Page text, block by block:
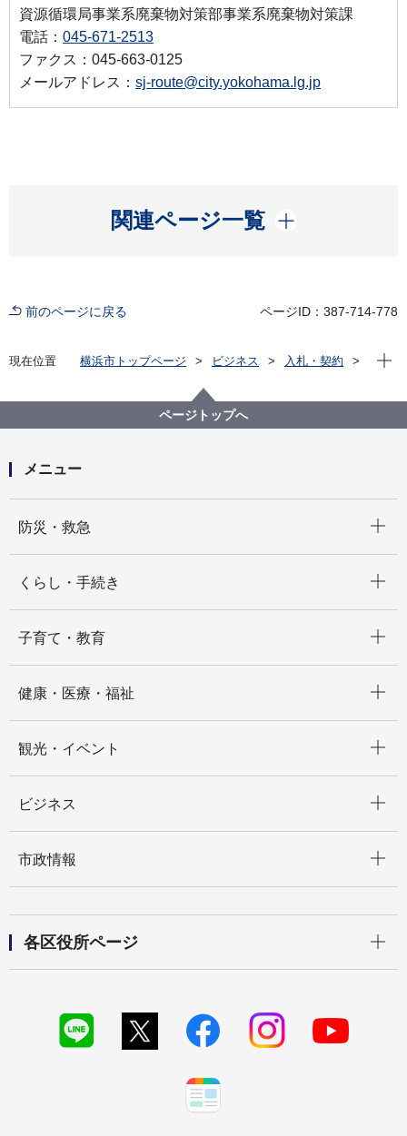
資源循環局事業系廃棄物対策部事業系廃棄物対策課
電話： 045-671-2513
ファクス：045-663-0125
メールアドレス： sj-route@city.yokohama.lg.jp
関連ページ一覧
開く
前のページに戻る ページID：387-714-778
現在位置 横浜市トップページ ビジネス
入札・契約
【入札結果掲載】 本市施設資源物（古紙）上半期収
集運搬資源化業務委託（第４ブロック）
現在
ページトップへ
メニュー
防災・救急
くらし・手続き
子育て・教育
健康・医療・福祉
観光・イベント
ビジネス
市政情報
各区役所ページ